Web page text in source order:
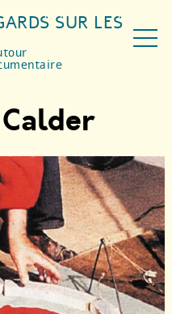
SUR LES